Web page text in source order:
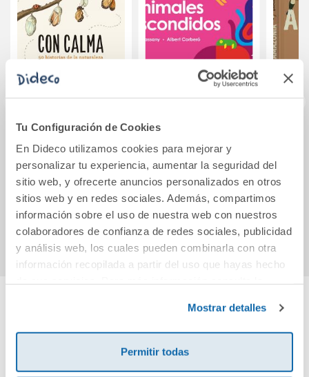
Tu Configuración de Cookies
En Dideco utilizamos cookies para mejorar y
personalizar tu experiencia, aumentar la seguridad del
sitio web, y ofrecerte anuncios personalizados en otros
sitios web y en redes sociales. Además, compartimos
información sobre el uso de nuestra web con nuestros
colaboradores de confianza de redes sociales, publicidad
y análisis web, los cuales pueden combinarla con otra
información recopilada a partir del uso que hayas hecho
Mostrar detalles
Permitir todas
24,90€
Comprar
escondidos
9,95€
Comprar
Cuéntanos tu opinión
¡Sé el primero en valorar este producto!